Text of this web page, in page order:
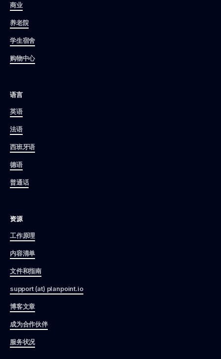
商业
养老院
学生宿舍
购物中心
语言
英语
法语
西班牙语
德语
普通话
资源
工作原理
内容清单
文件和指南
support (at) planpoint.io
博客文章
成为合作伙伴
服务状况